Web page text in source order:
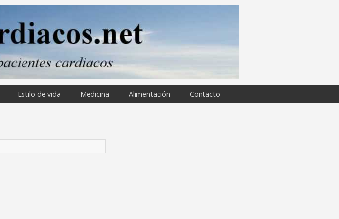
Estilo de vida Medicina Alimentación Contacto